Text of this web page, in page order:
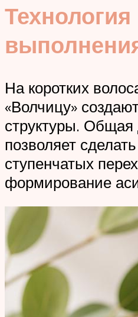
Технология
На коротких
«Волчицу»
структуры. Общая
позволяет
ступенчатых
формирование